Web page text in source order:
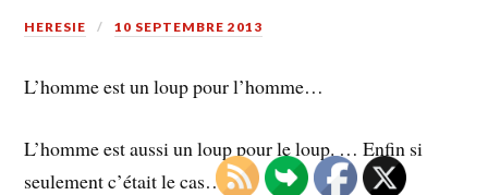
HERESIE 10 SEPTEMBRE 2013
L’homme est un loup pour l’homme…
L’homme est aussi un loup pour le loup. … Enfin si
seulement c’était le cas…